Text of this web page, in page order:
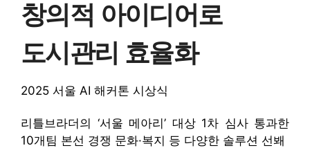
창의적 아이디어로
도시관리 효율화
2025 서울 AI 해커톤 시상식
리틀브라더의 ‘서울 메아리’ 대상 1차 심사 통과한
10개팀 본선 경쟁 문화·복지 등 다양한 솔루션 선봬